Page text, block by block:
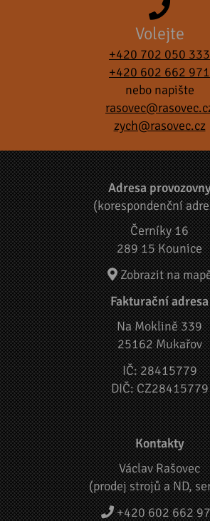
Volejte
+420 702 050 333
+420 602 662 971
nebo napište
zych@rasovec.cz
Adresa
(korespondenční
Černíky 16
289 15 Kounice
Zobrazit na
Fakturační adresa
Na Moklině 339
25162 Mukařov
IČ: 28415779
DIČ: CZ28415779
Kontakty
Václav Rašovec
(prodej strojů a ND,
+420 602 662